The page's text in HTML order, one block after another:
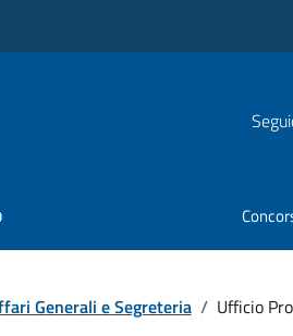
Generali e Segreteria / Ufficio